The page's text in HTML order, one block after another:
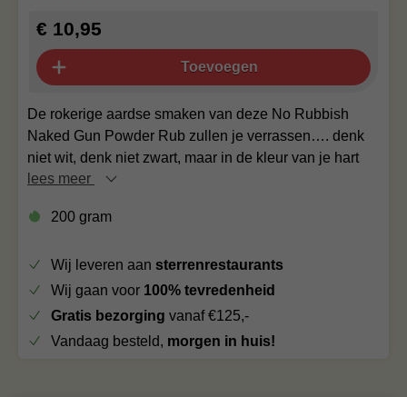
De rokerige aardse smaken van deze No Rubbish
Naked Gun Powder Rub zullen je verrassen…. denk
niet wit, denk niet zwart, maar in de kleur van je hart
lees meer
200 gram
€ 10,95
Toevoegen
Wij leveren aan sterrenrestaurants
Wij gaan voor 100% tevredenheid
Gratis bezorging vanaf €125,-
Vandaag besteld, morgen in huis!